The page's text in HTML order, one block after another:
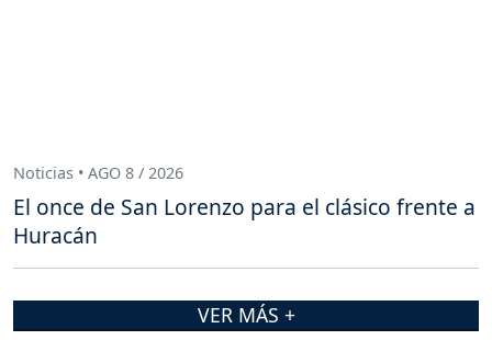
Noticias • AGO 8 / 2026
El once de San Lorenzo para el clásico frente a
Huracán
VER MÁS +